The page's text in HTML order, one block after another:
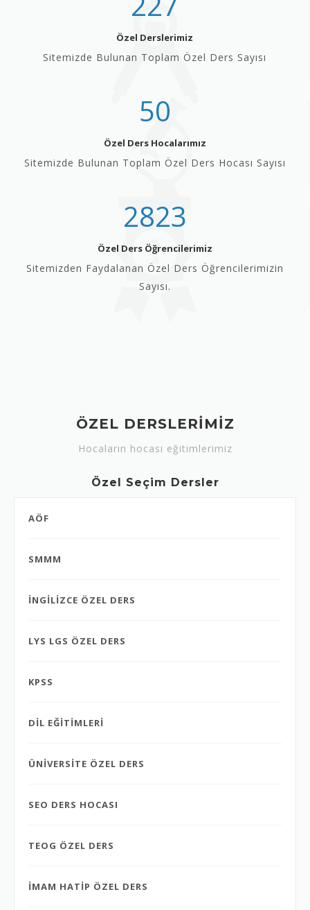
Özel Derslerimiz
Sitemizde Bulunan Toplam Özel Ders Sayısı
50
Özel Ders Hocalarımız
Sitemizde Bulunan Toplam Özel Ders Hocası Sayısı
2823
Özel Ders Öğrencilerimiz
Sitemizden Faydalanan Özel Ders Öğrencilerimizin
Sayısı.
ÖZEL DERSLERİMİZ
Hocaların hocası eğitimlerimiz
Özel Seçim Dersler
AÖF
SMMM
İNGİLİZCE ÖZEL DERS
LYS LGS ÖZEL DERS
KPSS
DİL EĞİTİMLERİ
ÜNİVERSİTE ÖZEL DERS
SEO DERS HOCASI
TEOG ÖZEL DERS
İMAM HATİP ÖZEL DERS